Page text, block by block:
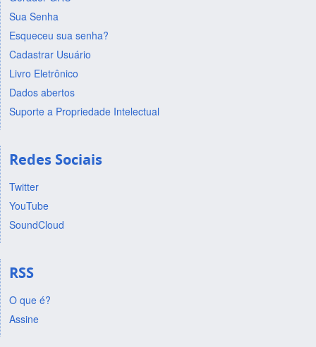
Sua Senha
Esqueceu sua senha?
Cadastrar Usuário
Livro Eletrônico
Dados abertos
Suporte a Propriedade Intelectual
Redes Sociais
Twitter
YouTube
SoundCloud
RSS
O que é?
Assine